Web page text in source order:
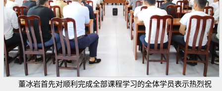
董冰岩首先对顺利完成全部课程学习的全体学员表示热烈祝